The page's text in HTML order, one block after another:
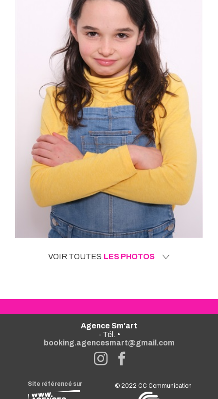
VOIR TOUTES LES PHOTOS
Agence Sm'art
- Tél. •
booking.agencesmart@gmail.com
Site référencé sur © 2022CC Communication